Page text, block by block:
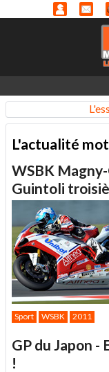
L'actualité
WSBK
Guintoli
Sport WSBK 2011
GP du Japon -
!